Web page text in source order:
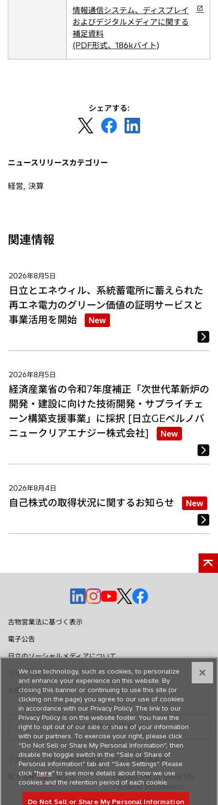
く
タ
ブ
で
開
く
情報通信システム、ディスプレイ
およびデジタルメディアに関する
補足資料
(PDF形式、186kバイト)
新
し
い
タ
ブ
シェアする:
し
タ
新
し
ニュースリリースカテゴリー
経営, 決算
関連情報
2026年8月5日
日立とエネウィル、系統蓄電所に蓄えられた
再エネ電力のグリーン価値の証明サービスと
事業活用を開始
New
2026年8月5日
経済産業省の令和7年度補正「次世代革新炉の
開発・建設に向けた技術開発・サプライチェ
ーン構築支援事業」に採択 [日立GEベルノバ
ニュークリアエナジー株式会社]
New
2026年8月4日
自己株式の取得状況に関するお知らせ New
新
し
で
く
新
で
く
新
し
く
新
し
く
新
く
古物営業法に基づく表示
電子公告
日立のソーシャルメディアについて
サイトマップ
お問い合わせ
Hitachi Global Website
© Hitachi, Ltd. 1994,2026. All rights reserved.
アクセシビリティへの対応方針
サイトの利用条件
個人情報保護に関して
Do Not Sell or Share My
Personal Information
We use technology, such as cookies, to personalize
and enhance your experience on this website. By
closing this banner or continuing to use this site (or
clicking on the page) you agree to our use of cookies
in accordance with our Privacy Policy. The link to our
Privacy Policy is on the website footer. You have the
right to opt out of our sale or share of your information
with our partners. To exercise your right, please click
“Do Not Sell or Share My Personal Information”, then
disable the toggle switch in the “Sale or Share of
Personal information” tab and “Save Settings”. Please
click "here" to see more details about how we use
cookies and the retention period of each cookie.
Do Not Sell or Share My Personal Information